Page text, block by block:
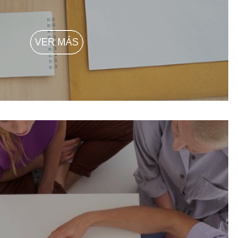
VER MÁS